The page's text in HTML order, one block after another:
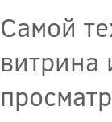
Самой
витрина